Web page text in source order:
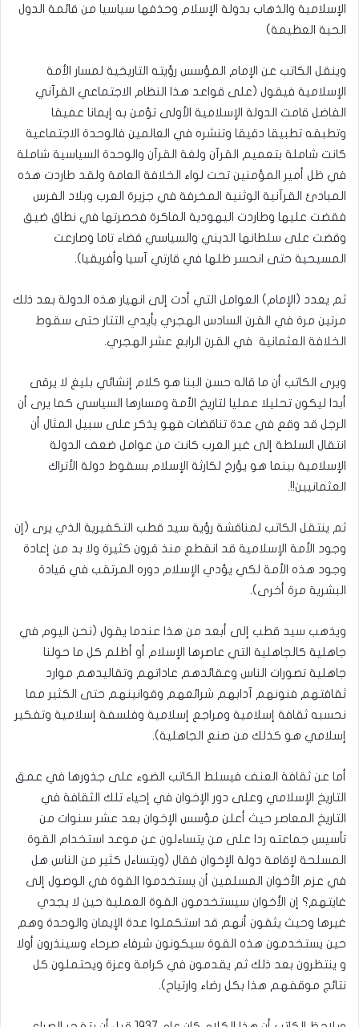
الإسلامية والذهاب بدولة الإسلام وحذفها سياسيا من قائمة الدول
الحية العظيمة)
وينقل الكاتب عن الإمام المؤسس رؤيته التاريخية لمسار الأمة
الإسلامية فيقول (على قواعد هذا النظام الاجتماعي القرآني
الفاضل قامت الدولة الإسلامية الأولى تؤمن به إيمانا عميقا
وتطبقه تطبيقا دقيقا وتنشره في العالمين فالوحدة الاجتماعية
كانت شاملة بتعميم القرآن ولغة القرآن والوحدة السياسية شاملة
في ظل أمير المؤمنين تحت لواء الخلافة العامة ولقد طاردت هذه
المبادئ القرآنية الوثنية المخرفة في جزيرة العرب وبلاد الفرس
فقضت عليها وطاردت اليهودية الماكرة فحصرتها في نطاق ضيق
وقضت على سلطانها الديني والسياسي قضاء تاما وصارعت
المسيحية حتى انحسر ظلها في قارتي آسيا وأفريقيا).
ثم يعدد (الإمام) العوامل التي أدت إلى انهيار هذه الدولة بعد ذلك
مرتين مرة في القرن السادس الهجري بأيدي التتار حتى سقوط
الخلافة العثمانية في القرن الرابع عشر الهجري.
ويرى الكاتب أن ما قاله حسن البنا هو كلام إنشائي بليغ لا يرقى
أبدا ليكون تحليلا عمليا لتاريخ الأمة ومسارها السياسي كما يرى أن
الرجل قد وقع في عدة تناقضات فهو يذكر على سبيل المثال أن
انتقال السلطة إلى غير العرب كانت من عوامل ضعف الدولة
الإسلامية بينما هو يؤرخ لكارثة الإسلام بسقوط دولة الأتراك
العثمانيين!!.
ثم ينتقل الكاتب لمناقشة رؤية سيد قطب التكفيرية الذي يرى (إن
وجود الأمة الإسلامية قد انقطع منذ قرون كثيرة ولا بد من إعادة
وجود هذه الأمة لكي يؤدي الإسلام دوره المرتقب في قيادة
البشرية مرة أخرى).
ويذهب سيد قطب إلى أبعد من هذا عندما يقول (نحن اليوم في
جاهلية كالجاهلية التي عاصرها الإسلام أو أظلم كل ما حولنا
جاهلية تصورات الناس وعقائدهم عاداتهم وتقاليدهم موارد
ثقافتهم فنونهم آدابهم شرائعهم وقوانينهم حتى الكثير مما
نحسبه ثقافة إسلامية ومراجع إسلامية وفلسفة إسلامية وتفكير
إسلامي هو كذلك من صنع الجاهلية).
أما عن ثقافة العنف فيسلط الكاتب الضوء على جذورها في عمق
التاريخ الإسلامي وعلى دور الإخوان في إحياء تلك الثقافة في
التاريخ المعاصر حيث أعلن مؤسس الإخوان بعد عشر سنوات من
تأسيس جماعته ردا على من يتساءلون عن موعد استخدام القوة
المسلحة لإقامة دولة الإخوان فقال (ويتساءل كثير من الناس هل
في عزم الأخوان المسلمين أن يستخدموا القوة في الوصول إلى
غايتهم؟ إن الأخوان سيستخدمون القوة العملية حين لا يجدي
غيرها وحيث يثقون أنهم قد استكملوا عدة الإيمان والوحدة وهم
حين يستخدمون هذه القوة سيكونون شرفاء صرحاء وسينذرون أولا
و ينتظرون بعد ذلك ثم يقدمون في كرامة وعزة ويحتملون كل
نتائج موقفهم هذا بكل رضاء وارتياح).